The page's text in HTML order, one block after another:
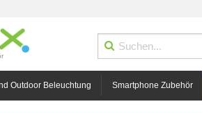
Outdoor Beleuchtung Smartphone Zubehör